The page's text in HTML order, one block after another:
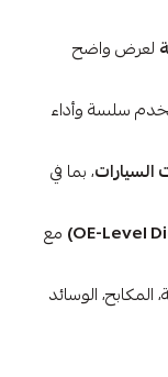
لعرض واضح
سلسة وأداء
، بما في
مع
الوسائد